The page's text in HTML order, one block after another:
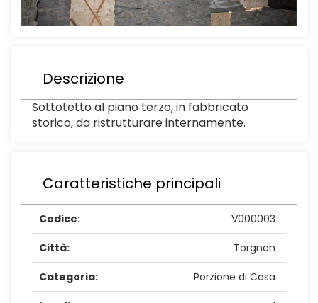
Descrizione
Sottotetto al piano terzo, in fabbricato
storico, da ristrutturare internamente.
Caratteristiche principali
Codice: V000003
Città: Torgnon
Categoria: Porzione di Casa